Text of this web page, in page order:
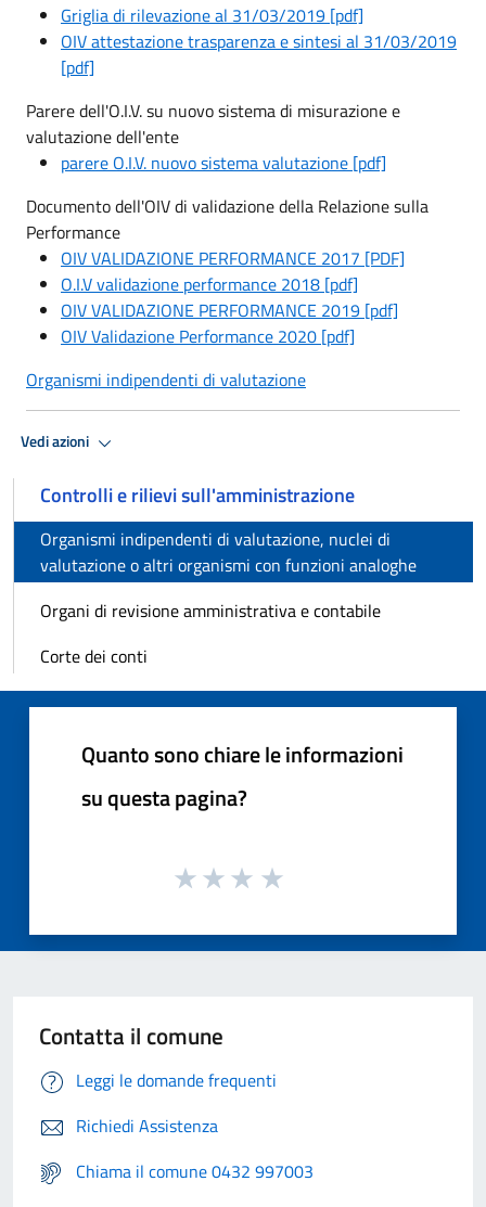
Griglia di rilevazione al 31/03/2019 [pdf]
OIV attestazione trasparenza e sintesi al 31/03/2019
[pdf]
Parere dell'O.I.V. su nuovo sistema di misurazione e
valutazione dell'ente
parere O.I.V. nuovo sistema valutazione [pdf]
Documento dell'OIV di validazione della Relazione sulla
Performance
OIV VALIDAZIONE PERFORMANCE 2017 [PDF]
O.I.V validazione performance 2018 [pdf]
OIV VALIDAZIONE PERFORMANCE 2019 [pdf]
OIV Validazione Performance 2020 [pdf]
Organismi indipendenti di valutazione
Vedi azioni
Controlli e rilievi sull'amministrazione
Organismi indipendenti di valutazione, nuclei di
valutazione o altri organismi con funzioni analoghe
Organi di revisione amministrativa e contabile
Corte dei conti
Quanto sono chiare le informazioni
su questa pagina?
Contatta il comune
Leggi le domande frequenti
Richiedi Assistenza
Chiama il comune 0432 997003